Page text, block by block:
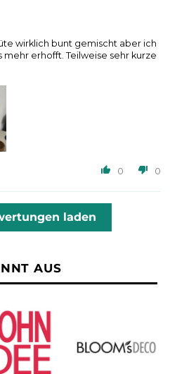
wirklich bunt gemischt aber ich
erhofft. Teilweise sehr kurze
0 0
laden
AUS